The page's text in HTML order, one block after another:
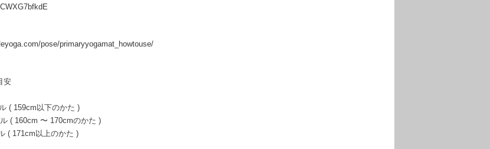
pose/primaryyogamat_howtouse/
安
( 159cm以下のかた )
( 160cm 〜 170cmのかた )
( 171cm以上のかた )